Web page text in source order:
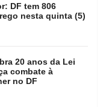
DF tem 806
nesta quinta (5)
20 anos da Lei
combate à
no DF